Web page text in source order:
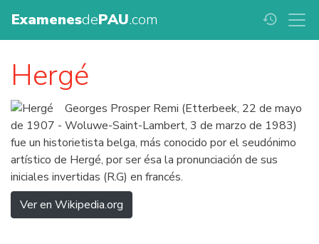
ExamenesdePAU.com history
Hergé
Georges Prosper Remi (Etterbeek, 22 de mayo
de 1907 - Woluwe-Saint-Lambert, 3 de marzo de 1983)
fue un historietista belga, más conocido por el seudónimo
artístico de Hergé, por ser ésa la pronunciación de sus
iniciales invertidas (R.G) en francés.
Ver en Wikipedia.org